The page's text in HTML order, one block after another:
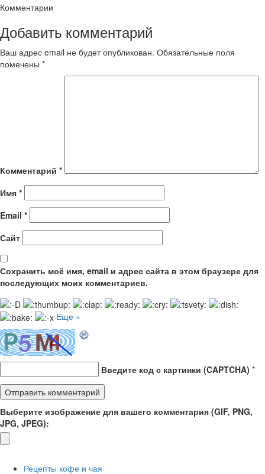
Комментарии
Добавить комментарий
Ваш адрес email не будет опубликован. Обязательные поля
помечены *
Комментарий *
Имя *
Email *
Сайт
Сохранить моё имя, email и адрес сайта в этом браузере для
последующих моих комментариев.
Еще »
Введите код с картинки (CAPTCHA) *
Выберите изображение для вашего комментария (GIF, PNG,
JPG, JPEG):
Рецепты кофе и чая